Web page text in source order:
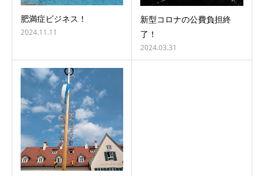
肥満症ビジネス！
2024.11.11
新型コロナの公費負担終
了！
2024.03.31